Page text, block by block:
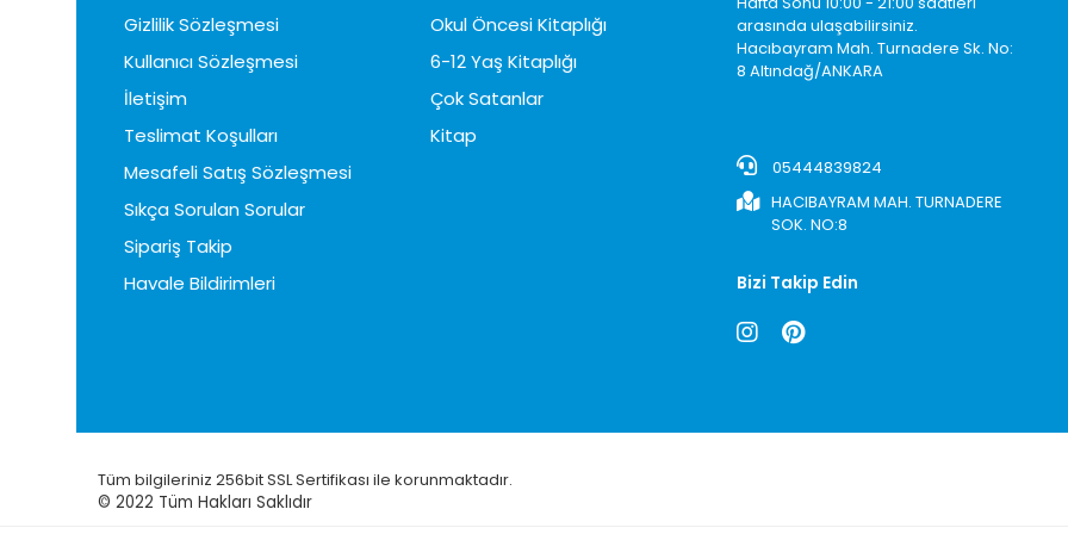
Gizlilik Sözleşmesi
Kullanıcı Sözleşmesi
İletişim
Teslimat Koşulları
Mesafeli Satış Sözleşmesi
Sıkça Sorulan Sorular
Sipariş Takip
Havale Bildirimleri
Okul Öncesi Kitaplığı
6-12 Yaş Kitaplığı
Çok Satanlar
Kitap
arasında ulaşabilirsiniz.
Hacıbayram Mah. Turnadere Sk. No:
8 Altındağ/ANKARA
05444839824
HACIBAYRAM MAH. TURNADERE
SOK. NO:8
Bizi Takip Edin
Tüm bilgileriniz 256bit SSL Sertifikası ile korunmaktadır.
© 2022 Tüm Hakları Saklıdır